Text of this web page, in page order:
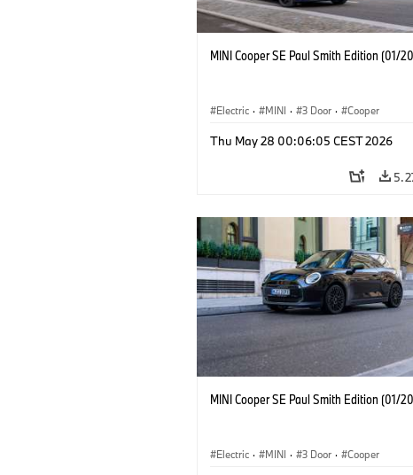
MINI Cooper SE Paul Smith Edition (01/
Electric · MINI · 3 Door · Cooper
Thu May 28 00:06:05 CEST 2026
MINI Cooper SE Paul Smith Edition (01/
Electric · MINI · 3 Door · Cooper